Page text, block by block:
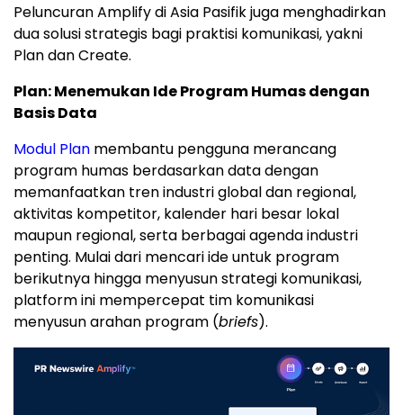
Peluncuran Amplify di Asia Pasifik juga menghadirkan
dua solusi strategis bagi praktisi komunikasi, yakni
Plan dan Create.
Plan: Menemukan Ide Program Humas dengan
Basis Data
Modul Plan membantu pengguna merancang
program humas berdasarkan data dengan
memanfaatkan tren industri global dan regional,
aktivitas kompetitor, kalender hari besar lokal
maupun regional, serta berbagai agenda industri
penting. Mulai dari mencari ide untuk program
berikutnya hingga menyusun strategi komunikasi,
platform ini mempercepat tim komunikasi
menyusun arahan program (briefs).